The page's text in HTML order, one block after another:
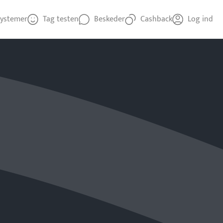
Tag testen Beskeder Cashback Log ind